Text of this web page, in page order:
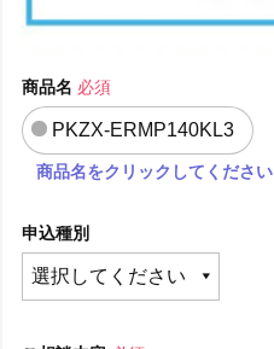
商品名 必須
PKZX-ERMP140KL3
商品名をクリックしてください
申込種別